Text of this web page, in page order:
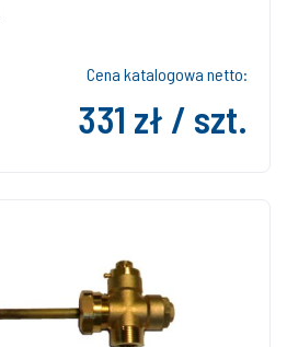
Cena katalogowa netto:
331 zł / szt.